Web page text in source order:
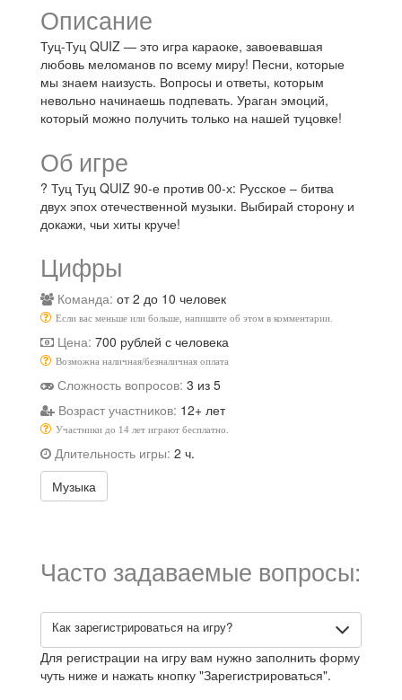
Описание
Туц-Туц QUIZ — это игра караоке, завоевавшая
любовь меломанов по всему миру! Песни, которые
мы знаем наизусть. Вопросы и ответы, которым
невольно начинаешь подпевать. Ураган эмоций,
который можно получить только на нашей туцовке!
Об игре
? Туц Туц QUIZ 90-е против 00-х: Русское – битва
двух эпох отечественной музыки. Выбирай сторону и
докажи, чьи хиты круче!
Цифры
Команда: от 2 до 10 человек
Если вас меньше или больше, напишите об этом в комментарии.
Цена: 700 рублей с человека
Возможна наличная/безналичная оплата
Сложность вопросов: 3 из 5
Возраст участников: 12+ лет
Участники до 14 лет играют бесплатно.
Длительность игры: 2 ч.
Музыка
Часто задаваемые вопросы:
Как зарегистрироваться на игру?
Для регистрации на игру вам нужно заполнить форму
чуть ниже и нажать кнопку "Зарегистрироваться".